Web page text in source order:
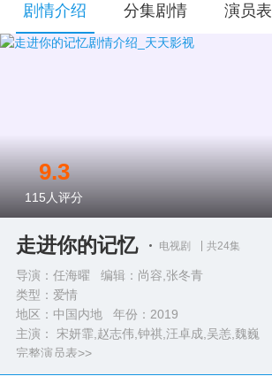
剧情介绍 分集剧情 演员表
走进你的记忆 电视剧 共24集
导演：任海曜 编辑：尚容,张冬青
类型： 爱情
地区：中国内地 年份： 2019
主演： 宋妍霏,赵志伟,钟祺,汪卓成,吴恙,魏巍
完整演员表>>
9.3
115 人评分